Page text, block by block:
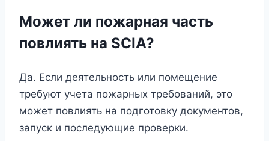
Может ли пожарная часть
повлиять на SCIA?
Да. Если деятельность или помещение
требуют учета пожарных требований, это
может повлиять на подготовку документов,
запуск и последующие проверки.